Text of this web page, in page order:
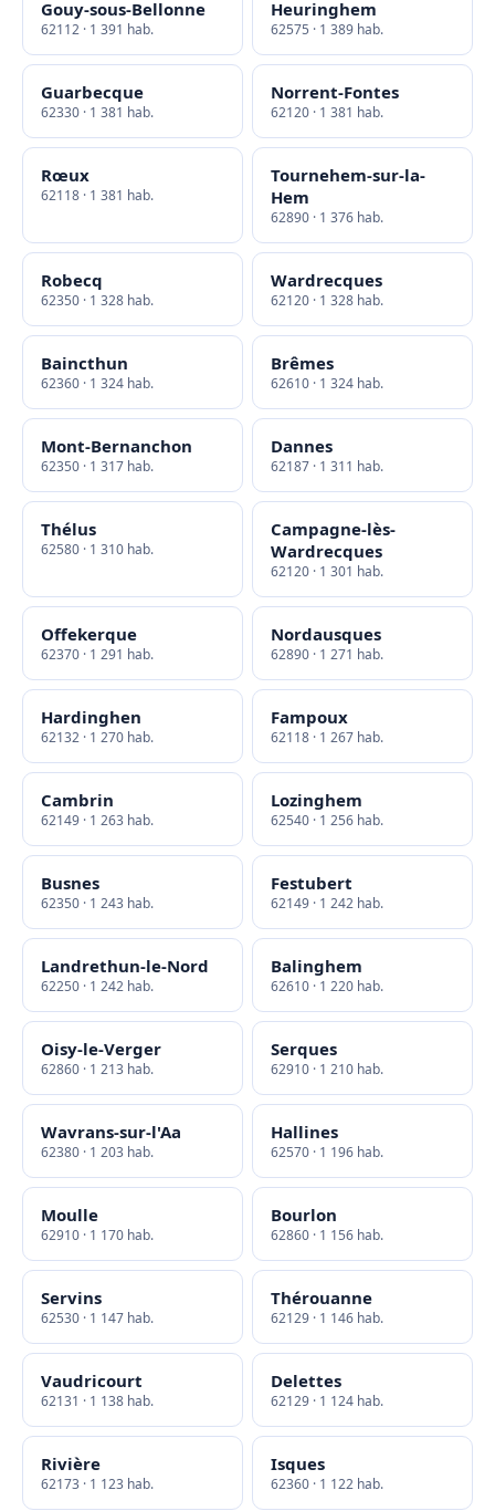
Gouy-sous-Bellonne
62112 · 1 391 hab.
Heuringhem
62575 · 1 389 hab.
Guarbecque
62330 · 1 381 hab.
Norrent-Fontes
62120 · 1 381 hab.
Rœux
62118 · 1 381 hab.
Tournehem-sur-la-
Hem
62890 · 1 376 hab.
Robecq
62350 · 1 328 hab.
Wardrecques
62120 · 1 328 hab.
Baincthun
62360 · 1 324 hab.
Brêmes
62610 · 1 324 hab.
Mont-Bernanchon
62350 · 1 317 hab.
Dannes
62187 · 1 311 hab.
Thélus
62580 · 1 310 hab.
Campagne-lès-
Wardrecques
62120 · 1 301 hab.
Offekerque
62370 · 1 291 hab.
Nordausques
62890 · 1 271 hab.
Hardinghen
62132 · 1 270 hab.
Fampoux
62118 · 1 267 hab.
Cambrin
62149 · 1 263 hab.
Lozinghem
62540 · 1 256 hab.
Busnes
62350 · 1 243 hab.
Festubert
62149 · 1 242 hab.
Landrethun-le-Nord
62250 · 1 242 hab.
Balinghem
62610 · 1 220 hab.
Oisy-le-Verger
62860 · 1 213 hab.
Serques
62910 · 1 210 hab.
Wavrans-sur-l'Aa
62380 · 1 203 hab.
Hallines
62570 · 1 196 hab.
Moulle
62910 · 1 170 hab.
Bourlon
62860 · 1 156 hab.
Servins
62530 · 1 147 hab.
Thérouanne
62129 · 1 146 hab.
Vaudricourt
62131 · 1 138 hab.
Delettes
62129 · 1 124 hab.
Rivière
62173 · 1 123 hab.
Isques
62360 · 1 122 hab.